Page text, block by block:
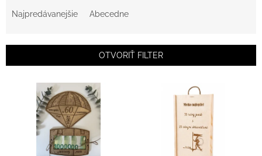
p
Najpredávanejšie Abecedne
OTVORIŤ FILTER